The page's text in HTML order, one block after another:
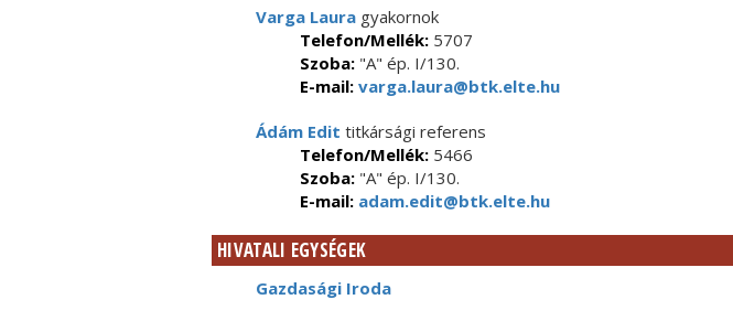
Varga Laura gyakornok
Telefon/Mellék: 5707
Szoba: "A" ép. I/130.
E-mail: varga.laura@btk.elte.hu
Ádám Edit titkársági referens
Telefon/Mellék: 5466
Szoba: "A" ép. I/130.
E-mail: adam.edit@btk.elte.hu
HIVATALI EGYSÉGEK
Gazdasági Iroda